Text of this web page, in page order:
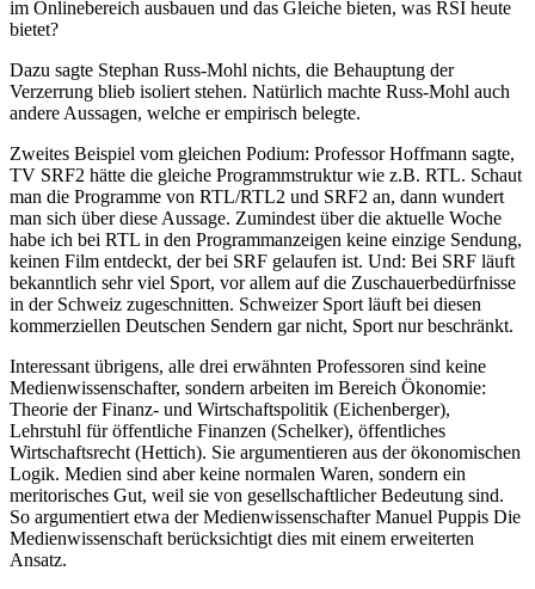
im Onlinebereich ausbauen und das Gleiche bieten, was RSI heute
bietet?
Dazu sagte Stephan Russ-Mohl nichts, die Behauptung der
Verzerrung blieb isoliert stehen. Natürlich machte Russ-Mohl auch
andere Aussagen, welche er empirisch belegte.
Zweites Beispiel vom gleichen Podium: Professor Hoffmann sagte,
TV SRF2 hätte die gleiche Programmstruktur wie z.B. RTL. Schaut
man die Programme von RTL/RTL2 und SRF2 an, dann wundert
man sich über diese Aussage. Zumindest über die aktuelle Woche
habe ich bei RTL in den Programmanzeigen keine einzige Sendung,
keinen Film entdeckt, der bei SRF gelaufen ist. Und: Bei SRF läuft
bekanntlich sehr viel Sport, vor allem auf die Zuschauerbedürfnisse
in der Schweiz zugeschnitten. Schweizer Sport läuft bei diesen
kommerziellen Deutschen Sendern gar nicht, Sport nur beschränkt.
Interessant übrigens, alle drei erwähnten Professoren sind keine
Medienwissenschafter, sondern arbeiten im Bereich Ökonomie:
Theorie der Finanz- und Wirtschaftspolitik (Eichenberger),
Lehrstuhl für öffentliche Finanzen (Schelker), öffentliches
Wirtschaftsrecht (Hettich). Sie argumentieren aus der ökonomischen
Logik. Medien sind aber keine normalen Waren, sondern ein
meritorisches Gut, weil sie von gesellschaftlicher Bedeutung sind.
So argumentiert etwa der Medienwissenschafter Manuel Puppis Die
Medienwissenschaft berücksichtigt dies mit einem erweiterten
Ansatz.